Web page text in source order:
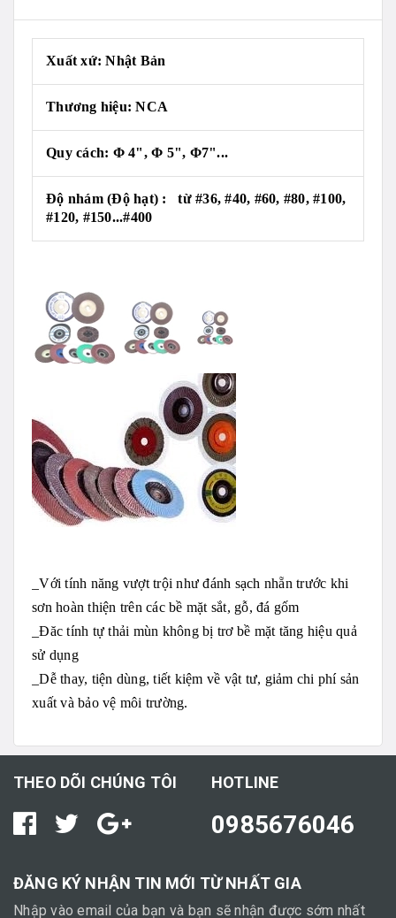
Xuất xứ: Nhật Bản
Thương hiệu: NCA
Quy cách: Φ 4", Φ 5", Φ7"...
Độ nhám (Độ hạt) : từ #36, #40, #60, #80, #100,
#120, #150...#400
_Với tính năng vượt trội như đánh sạch nhẵn trước khi
sơn hoàn thiện trên các bề mặt sắt, gỗ, đá gốm
_Đăc tính tự thải mùn không bị trơ bề mặt tăng hiệu quả
sử dụng
_Dễ thay, tiện dùng, tiết kiệm về vật tư, giảm chi phí sản
xuất và bảo vệ môi trường.
THEO DÕI CHÚNG TÔI HOTLINE
0985676046
ĐĂNG KÝ NHẬN TIN MỚI TỪ NHẤT GIA
Nhập vào email của bạn và bạn sẽ nhận được sớm nhất